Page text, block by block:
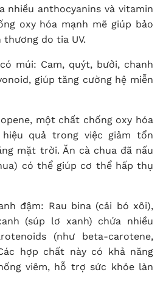
nhiều anthocyanins và vitamin
oxy hóa mạnh mẽ giúp bảo
do tia UV.
múi: Cam, quýt, bưởi, chanh
giúp tăng cường hệ miễn
một chất chống oxy hóa
quả trong việc giảm tổn
mặt trời. Ăn cà chua đã nấu
có thể giúp cơ thể hấp thụ
đậm: Rau bina (cải bó xôi),
(súp lơ xanh) chứa nhiều
(như beta-carotene,
hợp chất này có khả năng
viêm, hỗ trợ sức khỏe làn